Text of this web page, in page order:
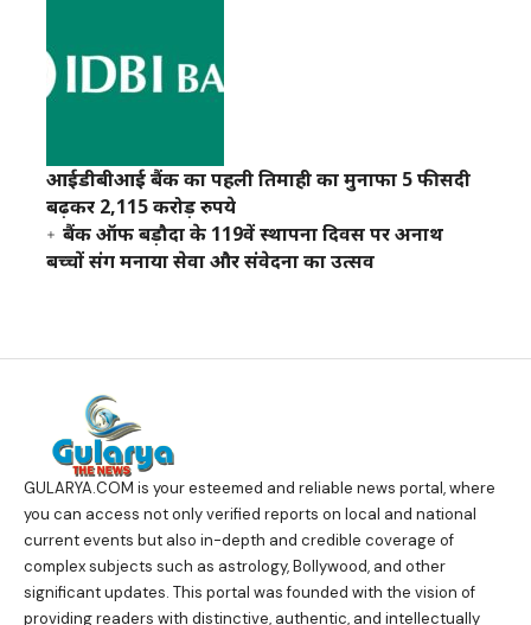
आईडीबीआई बैंक का पहली तिमाही का मुनाफा 5 फीसदी
बढ़कर 2,115 करोड़ रुपये
बैंक ऑफ बड़ौदा के 119वें स्थापना दिवस पर अनाथ
बच्चों संग मनाया सेवा और संवेदना का उत्सव
GULARYA.COM is your esteemed and reliable news portal, where
you can access not only verified reports on local and national
current events but also in-depth and credible coverage of
complex subjects such as astrology, Bollywood, and other
significant updates. This portal was founded with the vision of
providing readers with distinctive, authentic, and intellectually